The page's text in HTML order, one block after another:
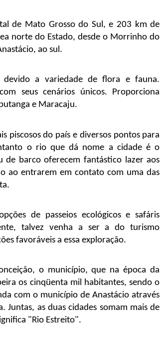
de Mato Grosso do Sul, e 203 km de
norte do Estado, desde o Morrinho do
ao sul.
devido a variedade de flora e fauna.
seus cenários únicos. Proporciona
e Maracaju.
piscosos do país e diversos pontos para
o rio que dá nome a cidade é o
de barco oferecem fantástico lazer aos
ao entrarem em contato com uma das
de passeios ecológicos e safáris
talvez venha a ser a do turismo
favoráveis a essa exploração.
o município, que na época da
os cinqüenta mil habitantes, sendo o
com o município de Anastácio através
Juntas, as duas cidades somam mais de
"Rio Estreito".